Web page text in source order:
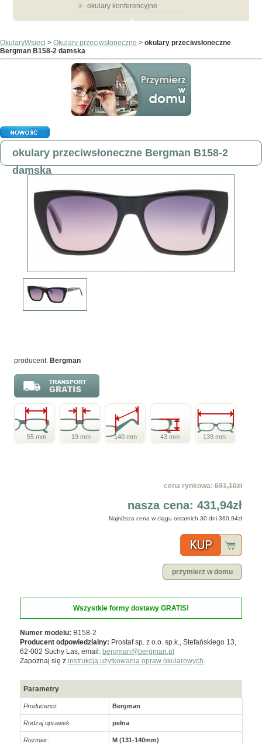
okulary konferencyjne
OkularyWsieci > Okulary przeciwsłoneczne > okulary przeciwsłoneczne
Bergman B158-2 damska
okulary przeciwsłoneczne Bergman B158-2
damska
producent: Bergman
55 mm 19 mm 140 mm 43 mm 139 mm
cena rynkowa: 691,10zł
nasza cena: 431,94zł
Najniższa cena w ciągu ostatnich 30 dni 360,94zł
przymierz w domu
Wszystkie formy dostawy GRATIS!
Numer modelu: B158-2
Producent odpowiedzialny: Prostaf sp. z o.o. sp.k., Stefańskiego 13,
62-002 Suchy Las, email: bergman@bergman.pl
Zapoznaj się z instrukcją użytkowania opraw okularowych
Parametry
Producenci: Bergman
Rodzaj oprawek: pełna
Rozmiar: M (131-140mm)